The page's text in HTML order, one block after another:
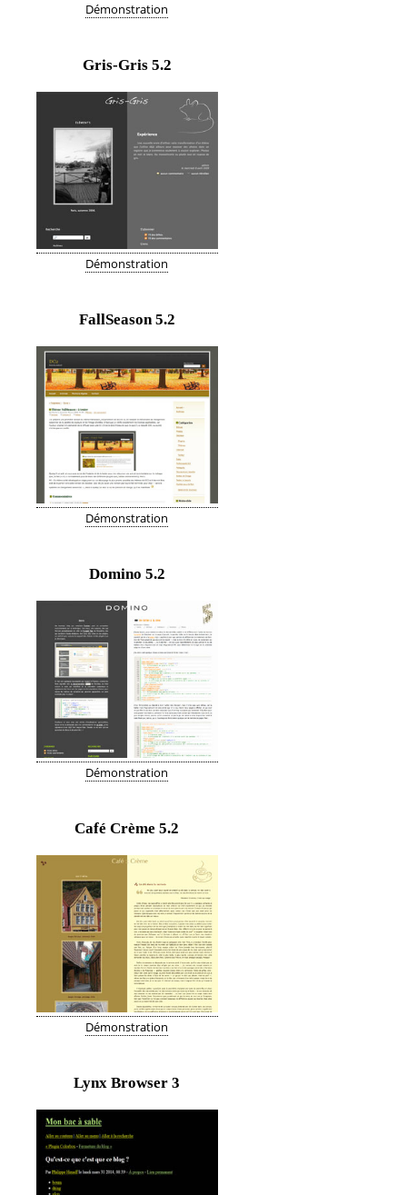
Démonstration
Gris-Gris5.2
Démonstration
FallSeason5.2
Démonstration
Domino 5.2
Démonstration
Café Crème 5.2
Démonstration
Lynx Browser 3